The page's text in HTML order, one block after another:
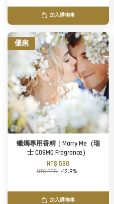
加入購物車
優惠
蠟燭專用香精｜Marry Me（瑞
士 COSMO Fragrance）
NT$ 580
NT$ 665 -12.8%
加入購物車